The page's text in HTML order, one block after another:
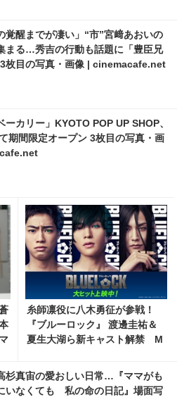
覚醒までが凄い」“市”宮﨑あおいの
まる…秀吉の行動も話題に「豊臣兄
枚目の写真・画像 | cinemacafe.net
ーカリー」KYOTO POP UP SHOP、
期間限定オープン 3枚目の写真・画
糸師凛役に八木勇征が参戦！
『ブルーロック』 渡邊圭祐＆
夏生大湖ら新キャスト解禁 M
映も
杉真宙の愛おしい日常…『ママがも
いなくても 私の命の日記』場面写